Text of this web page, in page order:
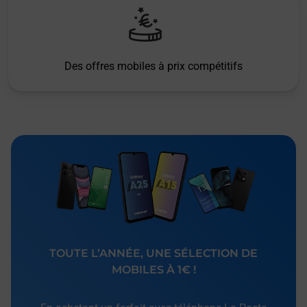
Des offres mobiles à prix compétitifs
TOUTE L’ANNÉE, UNE SÉLECTION DE
MOBILES À 1€ !